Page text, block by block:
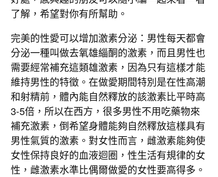
了解，希望對你有所幫助。
完美的性愛可以增加激素分泌：男性每天都會
分泌一種叫做去氧雄緇酮的激素，而且男性也
需要經常補充這類雄激素，因為只有這樣才能
維持男性的特徵。在做愛期間特別是在性高潮
和射精前，體內能自然釋放的該激素比平時高
3-5倍，所以在西方，很多男性不用吃藥物來
補充激素，倒希望身體能夠自然釋放這樣具有
男性氣質的激素。對女性而言，雌激素能夠使
女性保持良好的血液迴圈，性生活有規律的女
性，雌激素水準比偶爾做愛的女性要高得多。